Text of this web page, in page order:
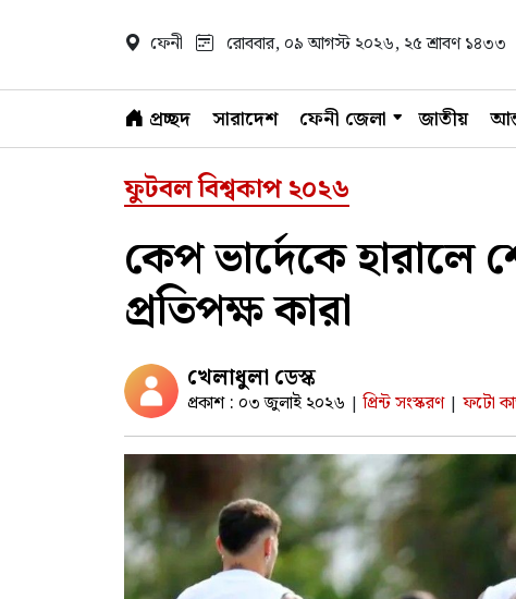
ফেনী রোববার, ০৯ আগস্ট ২০২৬, ২৫ শ্রাবণ ১৪৩৩
প্রচ্ছদ সারাদেশ ফেনী জেলা জাতীয়
ফুটবল বিশ্বকাপ ২০২৬
কেপ ভার্দেকে
প্রতিপক্ষ কারা
খেলাধুলা ডেস্ক
প্রকাশ : ০৩ জুলাই ২০২৬ | প্রিন্ট সংস্করণ | ফটো